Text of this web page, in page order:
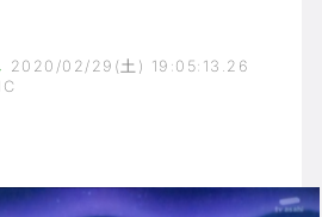
2020/02/29(土) 19:05:13.26